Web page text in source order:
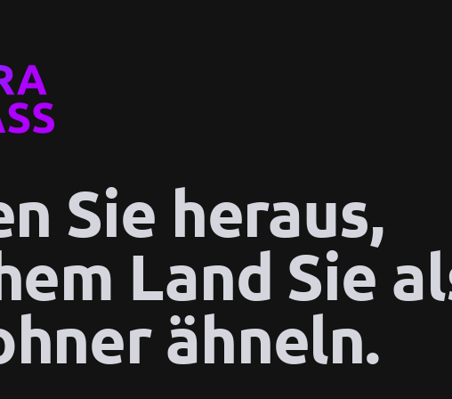
Sie heraus,
Land Sie
ähneln.